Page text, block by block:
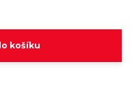
košíku